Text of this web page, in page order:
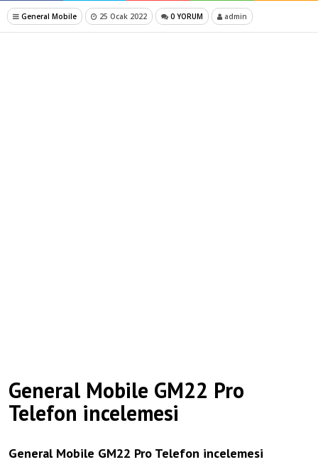
General Mobile 25 Ocak 2022 0 YORUM admin
General Mobile GM22 Pro
Telefon incelemesi
General Mobile GM22 Pro Telefon incelemesi